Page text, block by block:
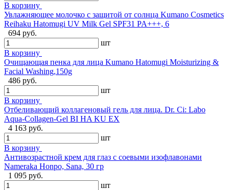
В корзину
Увлажняющее молочко с защитой от солнца Kumano Cosmetics
Reihaku Hatomugi UV Milk Gel SPF31 PA+++, 6
694 руб.
шт
В корзину
Очищающая пенка для лица Kumano Hatomugi Moisturizing &
Facial Washing,150g
486 руб.
шт
В корзину
Отбеливающий коллагеновый гель для лица. Dr. Ci: Labo
Aqua-Collagen-Gel BI HA KU EX
4 163 руб.
шт
В корзину
Антивозрастной крем для глаз с соевыми изофлавонами
Nameraka Honpo, Sana, 30 гр
1 095 руб.
шт